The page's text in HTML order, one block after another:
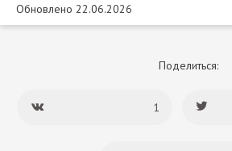
Обновлено 22.06.2026
Поделиться:
1